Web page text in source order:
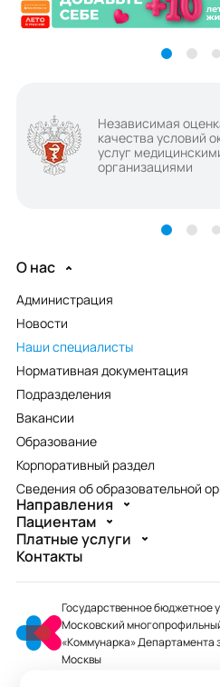
Независимая
качества условий
услуг
организациями
О нас
Администрация
Новости
Наши специалисты
Нормативная документация
Подразделения
Вакансии
Образование
Корпоративный раздел
Сведения об образовательной
Направления
Пациентам
Платные услуги
Контакты
Государственное бюджетное
Московский
«Коммунарка» Департамента
Москвы